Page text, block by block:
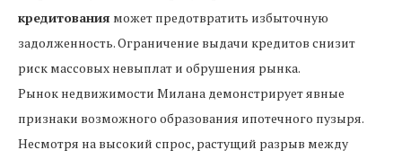
кредитования может предотвратить избыточную
задолженность. Ограничение выдачи кредитов снизит
риск массовых невыплат и обрушения рынка.
Рынок недвижимости Милана демонстрирует явные
признаки возможного образования ипотечного пузыря.
Несмотря на высокий спрос, растущий разрыв между